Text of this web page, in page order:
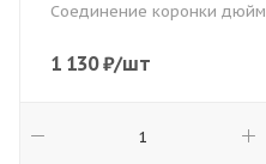
Соединение коронки дюйм
1 130₽/шт